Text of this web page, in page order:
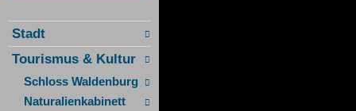
Stadt
Tourismus & Kultur
Schloss Waldenburg
Naturalienkabinett